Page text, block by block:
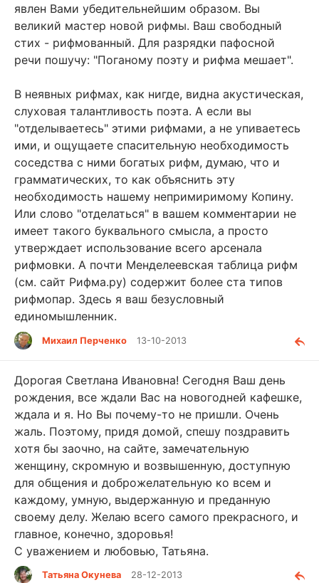
явлен Вами убедительнейшим образом. Вы
великий мастер новой рифмы. Ваш свободный
стих - рифмованный. Для разрядки пафосной
речи пошучу: "Поганому поэту и рифма мешает".
В неявных рифмах, как нигде, видна акустическая,
слуховая талантливость поэта. А если вы
"отделываетесь" этими рифмами, а не упиваетесь
ими, и ощущаете спасительную необходимость
соседства с ними богатых рифм, думаю, что и
грамматических, то как объяснить эту
необходимость нашему непримиримому Копину.
Или слово "отделаться" в вашем комментарии не
имеет такого буквального смысла, а просто
утверждает использование всего арсенала
рифмовки. А почти Менделеевская таблица рифм
(см. сайт Рифма.ру) содержит более ста типов
рифмопар. Здесь я ваш безусловный
единомышленник.
Михаил Перченко 13-10-2013
Дорогая Светлана Ивановна! Сегодня Ваш день
рождения, все ждали Вас на новогодней кафешке,
ждала и я. Но Вы почему-то не пришли. Очень
жаль. Поэтому, придя домой, спешу поздравить
хотя бы заочно, на сайте, замечательную
женщину, скромную и возвышенную, доступную
для общения и доброжелательную ко всем и
каждому, умную, выдержанную и преданную
своему делу. Желаю всего самого прекрасного, и
главное, конечно, здоровья!
С уважением и любовью, Татьяна.
Татьяна Окунева 28-12-2013